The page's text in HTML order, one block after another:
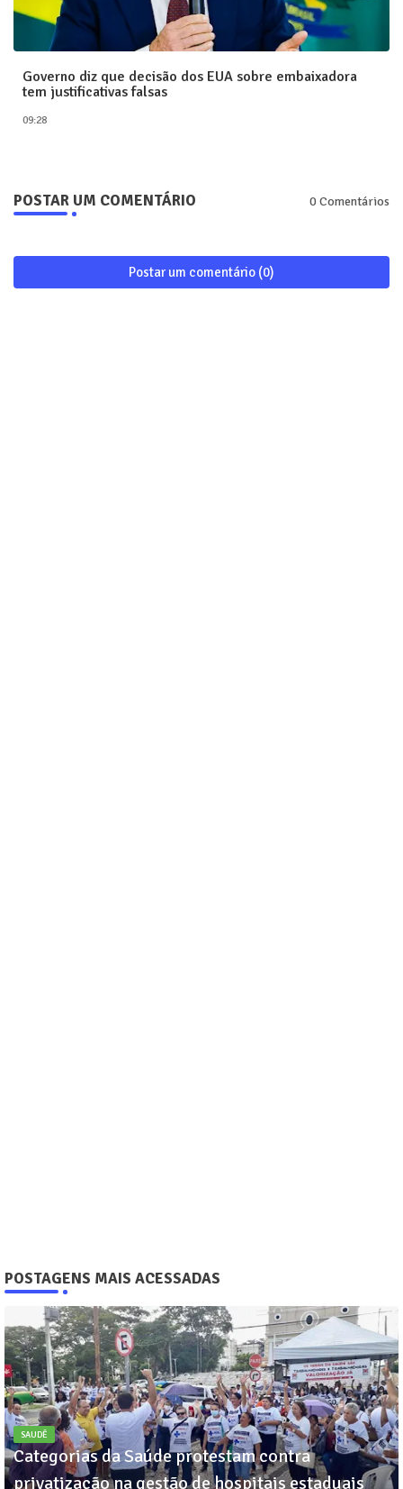
Governo diz que decisão dos EUA sobre embaixadora
tem justificativas falsas
09:28
POSTAR UM COMENTÁRIO 0 Comentários
Postar um comentário (0)
POSTAGENS MAIS ACESSADAS
SAUDÊ
Categorias da Saúde protestam contra
privatização na gestão de hospitais estaduais